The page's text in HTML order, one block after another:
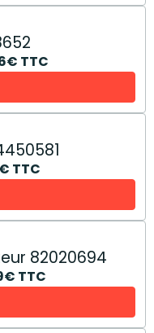
TTC
TTC
82020694
TTC